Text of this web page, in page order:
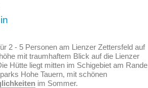
2 - 5 Personen am Lienzer Zettersfeld auf
mit traumhaftem Blick auf die Lienzer
Hütte liegt mitten im Schigebiet am Rande
Hohe Tauern, mit schönen
im Sommer.